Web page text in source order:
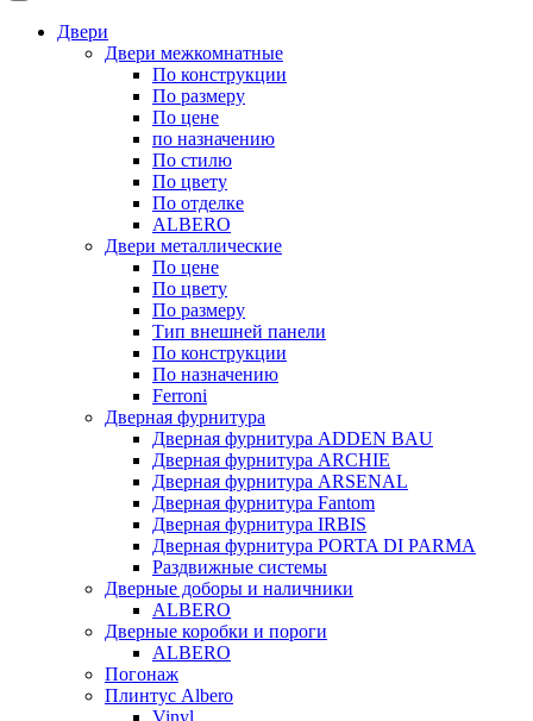
Двери
Двери межкомнатные
По конструкции
По размеру
По цене
по назначению
По стилю
По цвету
По отделке
ALBERO
Двери металлические
По цене
По цвету
По размеру
Тип внешней панели
По конструкции
По назначению
Ferroni
Дверная фурнитура
Дверная фурнитура ADDEN BAU
Дверная фурнитура ARCHIE
Дверная фурнитура ARSENAL
Дверная фурнитура Fantom
Дверная фурнитура IRBIS
Дверная фурнитура PORTA DI PARMA
Раздвижные системы
Дверные доборы и наличники
ALBERO
Дверные коробки и пороги
ALBERO
Погонаж
Плинтус Albero
Vinyl